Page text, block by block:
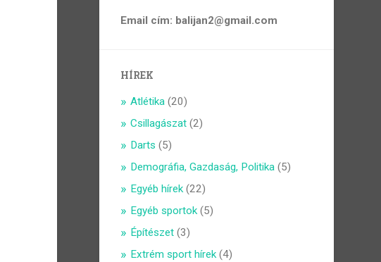
Email cím: balijan2@gmail.com
HÍREK
Atlétika (20)
Csillagászat (2)
Darts (5)
Demográfia, Gazdaság, Politika (5)
Egyéb hírek(22)
Egyéb sportok(5)
Építészet (3)
Extrém sport hírek(4)